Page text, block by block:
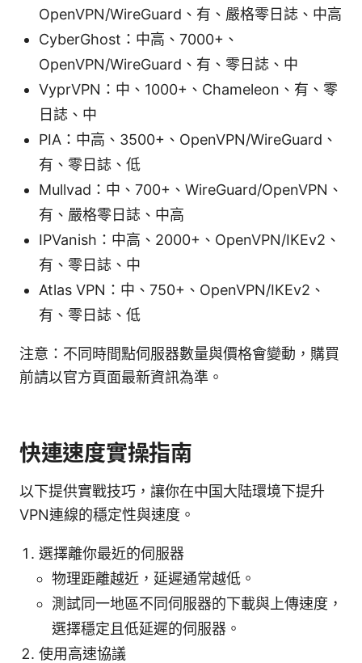
OpenVPN/WireGuard、有、嚴格零日誌、中高
CyberGhost：中高、7000+、
OpenVPN/WireGuard、有、零日誌、中
VyprVPN：中、1000+、Chameleon、有、零
日誌、中
PIA：中高、3500+、OpenVPN/WireGuard、
有、零日誌、低
Mullvad：中、700+、WireGuard/OpenVPN、
有、嚴格零日誌、中高
IPVanish：中高、2000+、OpenVPN/IKEv2、
有、零日誌、中
Atlas VPN：中、750+、OpenVPN/IKEv2、
有、零日誌、低
注意：不同時間點伺服器數量與價格會變動，購買
前請以官方頁面最新資訊為準。
快連速度實操指南
以下提供實戰技巧，讓你在中国大陆環境下提升
VPN連線的穩定性與速度。
選擇離你最近的伺服器
物理距離越近，延遲通常越低。
測試同一地區不同伺服器的下載與上傳速度，
選擇穩定且低延遲的伺服器。
使用高速協議